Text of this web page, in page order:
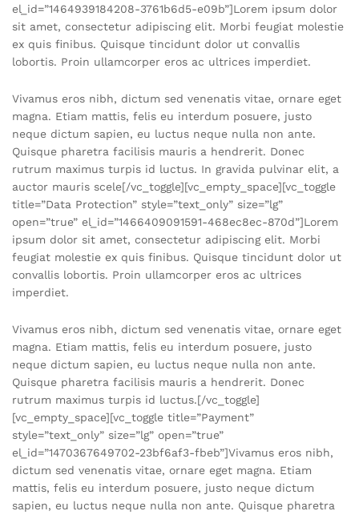
el_id=”1464939184208-3761b6d5-e09b”]Lorem ipsum dolor
sit amet, consectetur adipiscing elit. Morbi feugiat molestie
ex quis finibus. Quisque tincidunt dolor ut convallis
lobortis. Proin ullamcorper eros ac ultrices imperdiet.
Vivamus eros nibh, dictum sed venenatis vitae, ornare eget
magna. Etiam mattis, felis eu interdum posuere, justo
neque dictum sapien, eu luctus neque nulla non ante.
Quisque pharetra facilisis mauris a hendrerit. Donec
rutrum maximus turpis id luctus. In gravida pulvinar elit, a
auctor mauris scele[/vc_toggle][vc_empty_space][vc_toggle
title=”Data Protection” style=”text_only” size=”lg”
open=”true” el_id=”1466409091591-468ec8ec-870d”]Lorem
ipsum dolor sit amet, consectetur adipiscing elit. Morbi
feugiat molestie ex quis finibus. Quisque tincidunt dolor ut
convallis lobortis. Proin ullamcorper eros ac ultrices
imperdiet.
Vivamus eros nibh, dictum sed venenatis vitae, ornare eget
magna. Etiam mattis, felis eu interdum posuere, justo
neque dictum sapien, eu luctus neque nulla non ante.
Quisque pharetra facilisis mauris a hendrerit. Donec
rutrum maximus turpis id luctus.[/vc_toggle]
[vc_empty_space][vc_toggle title=”Payment”
style=”text_only” size=”lg” open=”true”
el_id=”1470367649702-23bf6af3-fbeb”]Vivamus eros nibh,
dictum sed venenatis vitae, ornare eget magna. Etiam
mattis, felis eu interdum posuere, justo neque dictum
sapien, eu luctus neque nulla non ante. Quisque pharetra